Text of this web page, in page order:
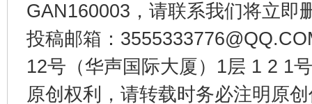
GAN160003，请联系我们将立即
投稿邮箱：
12号（华声国际大厦）1层 1 2 1
原创权利，请转载时务必注明原